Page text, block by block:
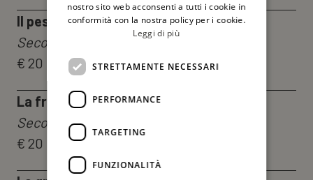
Il pesce del giorno e il suo contorno
Secondo il pescato e disponibilità
€ 20
La frittura del giorno
Secondo il pescato e disponibilità
€ 20
nostro sito web acconsenti a tutti i cookie in
conformità con la nostra policy per i cookie.
Leggi di più
STRETTAMENTE NECESSARI
PERFORMANCE
TARGETING
FUNZIONALITÀ